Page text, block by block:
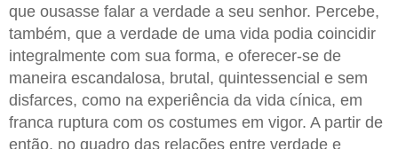
que ousasse falar a verdade a seu senhor. Percebe,
também, que a verdade de uma vida podia coincidir
integralmente com sua forma, e oferecer-se de
maneira escandalosa, brutal, quintessencial e sem
disfarces, como na experiência da vida cínica, em
franca ruptura com os costumes em vigor. A partir de
então, no quadro das relações entre verdade e